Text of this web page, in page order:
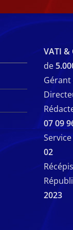
VATI &
de
Gérant
07 09
02
2023